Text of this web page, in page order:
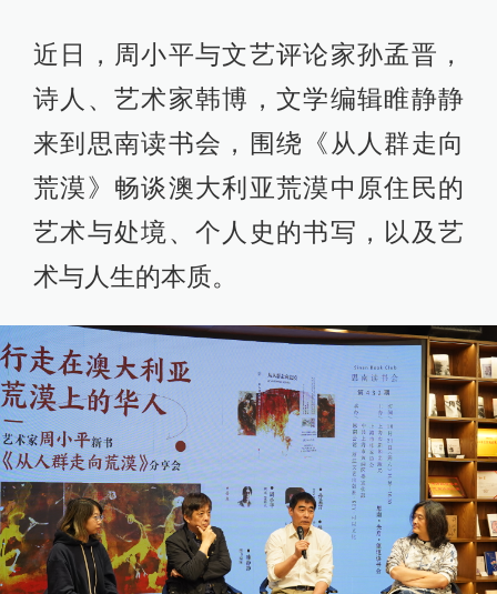
近日，周小平与文艺评论家孙孟晋，
诗人、艺术家韩博，文学编辑睢静静
来到思南读书会，围绕《从人群走向
荒漠》畅谈澳大利亚荒漠中原住民的
艺术与处境、个人史的书写，以及艺
术与人生的本质。